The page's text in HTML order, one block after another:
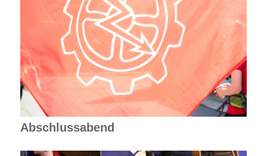
Abschlussabend